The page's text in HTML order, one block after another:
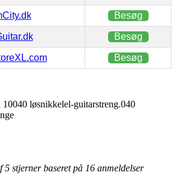
Besøg
Besøg
Besøg
løsnikkelel-guitarstreng.040
5 stjerner baseret på 16 anmeldelser